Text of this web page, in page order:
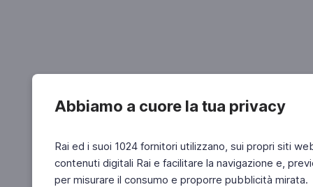
Abbiamo a cuore la tua privacy
Rai ed i suoi 1024 fornitori utilizzano, sui propri siti
contenuti digitali Rai e facilitare la navigazione e,
per misurare il consumo e proporre pubblicità mirata.